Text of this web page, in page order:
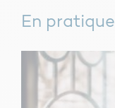
En pratique